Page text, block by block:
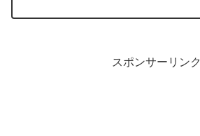
スポンサーリンク